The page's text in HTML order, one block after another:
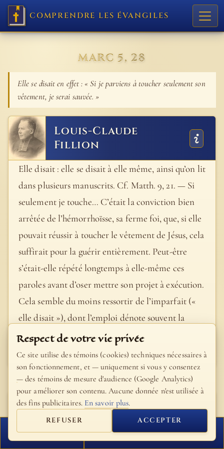
COMPRENDRE LES ÉVANGILES
MARC 5, 28
Elle se disait en effet : « Si je parviens à toucher seulement son
vêtement, je serai sauvée. »
Louis-Claude
Fillion
Elle disait : elle se disait à elle même, ainsi qu’on lit
dans plusieurs manuscrits. Cf. Matth. 9, 21. — Si
seulement je touche… C’était la conviction bien
arrêtée de l’hémorrhoïsse, sa ferme foi, que, si elle
pouvait réussir à toucher le vêtement de Jésus, cela
suffirait pour la guérir entièrement. Peut-être
s’était-elle répété longtemps à elle-même ces
paroles avant d’oser mettre son projet à exécution.
Cela semble du moins ressortir de l’imparfait («
elle disait »), dont l’emploi dénote souvent la
continuité d’un acte.
- Bible Fillion
Saint Théophylacte
d'Ohrid
Voyez comme elle est pleine de foi: elle espère
FERMER PROCHAIN VERSET
Respect de votre vie privée
Ce site utilise des témoins (cookies) techniques nécessaires à
son fonctionnement, et — uniquement si vous y consentez
— des témoins de mesure d'audience (Google Analytics)
pour améliorer son contenu. Aucune donnée n'est utilisée à
des fins publicitaires. En savoir plus.
REFUSER ACCEPTER